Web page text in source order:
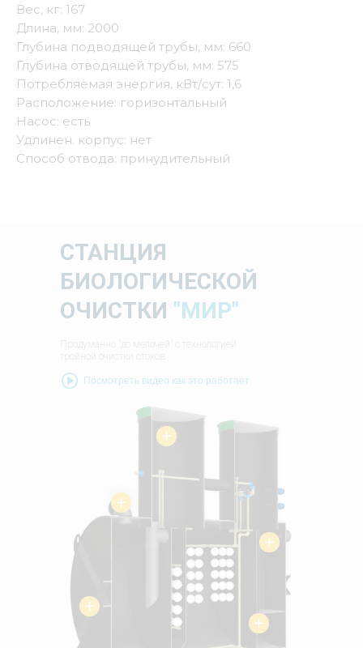
Вес, кг: 167
Длина, мм: 2000
Глубина подводящей трубы, мм: 660
Глубина отводящей трубы, мм: 575
Потребляемая энергия, кВт/сут: 1,6
Расположение: горизонтальный
Насос: есть
Удлинен. корпус: нет
Способ отвода: принудительный
СТАНЦИЯ
БИОЛОГИЧЕСКОЙ
ОЧИСТКИ "МИР"
Продуманно "до мелочей" с технологией
тройной очистки стоков
Посмотреть видео как это работает